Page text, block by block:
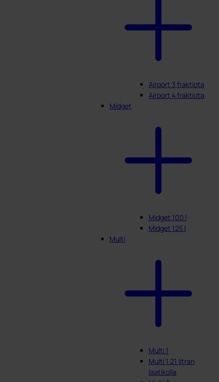
Airport 3 fraktiota
Airport 4 fraktiota
Midget
Midget 100 l
Midget 125 l
Multi
Multi 1
Multi 1 21 litran
laatikolla